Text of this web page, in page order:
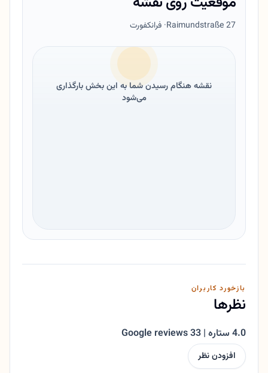
Raimundstraße 27· فرانکفورت
نقشه هنگام رسیدن شما به این بخش بارگذاری
می‌شود
بازخورد کاربران
نظرها
4.0 ستاره | 33 Google reviews
افزودن نظر